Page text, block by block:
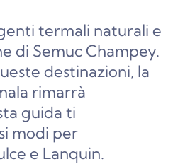
termali naturali e
di Semuc Champey.
destinazioni, la
rimarrà
guida ti
modi per
e Lanquin.